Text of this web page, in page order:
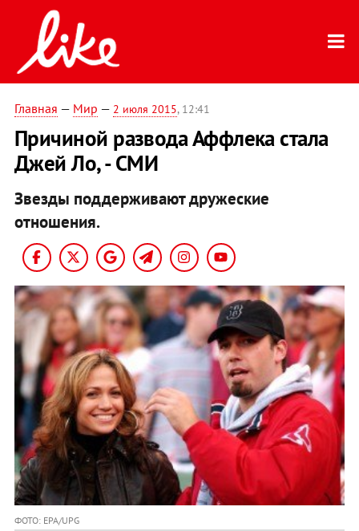
Главная — Мир — 2 июля 2015, 12:41
Причиной развода Аффлека стала
Джей Ло, - СМИ
Звезды поддерживают дружеские
отношения.
ФОТО: EPA/UPG